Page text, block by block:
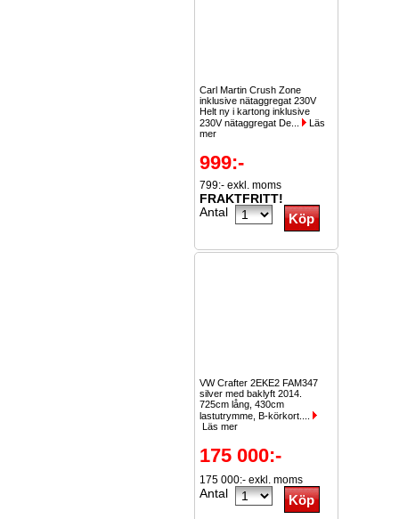
Carl Martin Crush Zone
inklusive nätaggregat 230V
Helt ny i kartong inklusive
230V nätaggregat De...
Läs
mer
999:-
799:- exkl. moms
FRAKTFRITT!
Antal
VW Crafter 2EKE2 FAM347
silver med baklyft 2014.
725cm lång, 430cm
lastutrymme, B-körkort....
Läs mer
175 000:-
175 000:- exkl. moms
Antal